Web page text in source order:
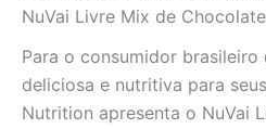
NuVai Livre Mix de
Para o consumidor
deliciosa e nutritiva para
Nutrition apresenta o NuVai